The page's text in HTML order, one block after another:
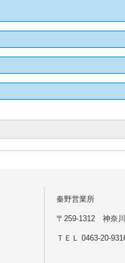
秦野営業所
〒259-1312 神奈
ＴＥＬ 0463-20-